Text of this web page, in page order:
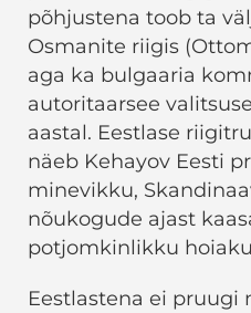
põhjustena toob ta
Osmanite riigis
aga ka bulgaaria
autoritaarsee
aastal. Eestlase
näeb Kehayov Eesti
minevikku,
nõukogude ajast
potjomkinlikku
Eestlastena ei pruugi